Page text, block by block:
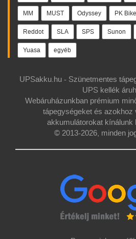
MM MUST Odyssey PK Bike
Reddot SLA SPS Sunon
Yuasa egyéb
UPSakku.hu - Szünetmentes
UPS kellék
Webáruházunkban prémium
tápegységeket és azokhoz
akkumulátorokat kínálunk
© 2013-2026, minden